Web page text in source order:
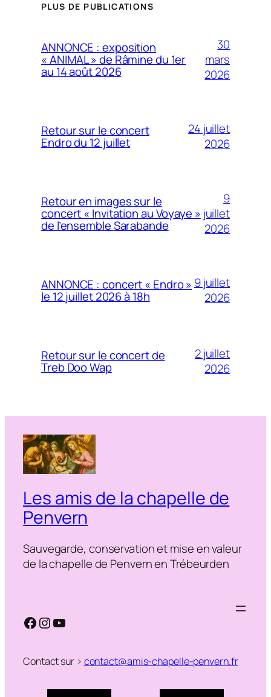
PLUS DE PUBLICATIONS
ANNONCE : exposition
« ANIMAL » de Râmine du 1er
au 14 août 2026
30
mars
2026
Retour sur le concert
Endro du 12 juillet
24 juillet
2026
Retour en images sur le
concert « Invitation au Voyaye »
de l’ensemble Sarabande
9
juillet
2026
ANNONCE : concert « Endro »
le 12 juillet 2026 à 18h
9 juillet
2026
Retour sur le concert de
Treb Doo Wap
2 juillet
2026
Les amis de la chapelle de
Penvern
Sauvegarde, conservation et mise en valeur
de la chapelle de Penvern en Trébeurden
Facebook
Instagram
YouTube
Contact sur > contact@amis-chapelle-penvern.fr